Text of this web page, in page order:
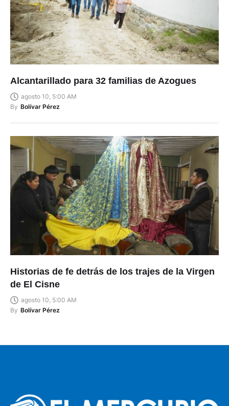
Alcantarillado para 32 familias de Azogues
agosto 10, 5:00 AM
By Bolívar Pérez
Historias de fe detrás de los trajes de la Virgen
de El Cisne
agosto 10, 5:00 AM
By Bolívar Pérez